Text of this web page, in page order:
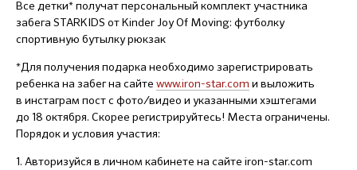
Все детки* получат персональный комплект участника
забега STARKIDS от Kinder Joy Of Moving: футболку
спортивную бутылку рюкзак
*Для получения подарка необходимо зарегистрировать
ребенка на забег на сайте www.iron-star.com и выложить
в инстаграм пост с фото/видео и указанными хэштегами
до 18 октября. Скорее регистрируйтесь! Места ограничены.
Порядок и условия участия:
1. Авторизуйся в личном кабинете на сайте iron-star.com